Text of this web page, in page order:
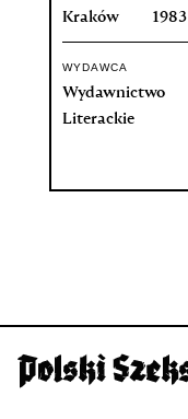
Kraków 1983
WYDAWCA
Wydawnictwo
Literackie